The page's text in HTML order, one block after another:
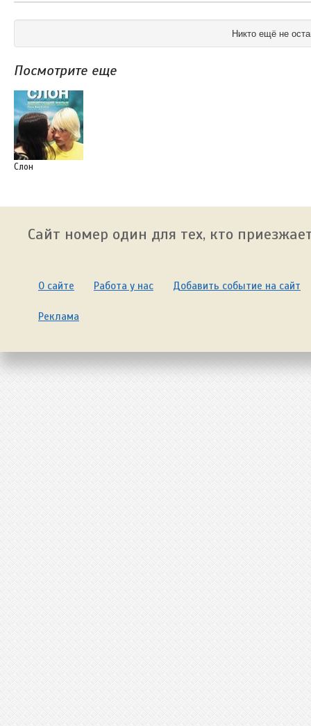
Никто ещё не
Посмотрите еще
Слон
Сайт номер один для тех, кто
О сайте Работа у нас Добавить событие на сайт
Реклама